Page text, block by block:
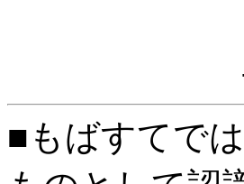
■もばすてで